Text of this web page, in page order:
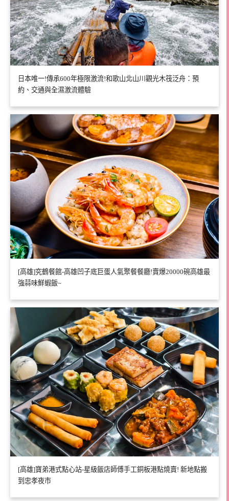
日本唯一!傳承600年極限激流!和歌山北山川觀光木筏泛舟：預
約、交通與全濕激流體驗
[高雄]究鶴餐館-高雄凹子底巨蛋人氣聚餐餐廳!賣爆20000碗高雄最
強蒜味鮮蝦飯~
[高雄]寶弟港式點心站-星級飯店師傅手工銅板港點燒賣! 新地點搬
到忠孝夜市